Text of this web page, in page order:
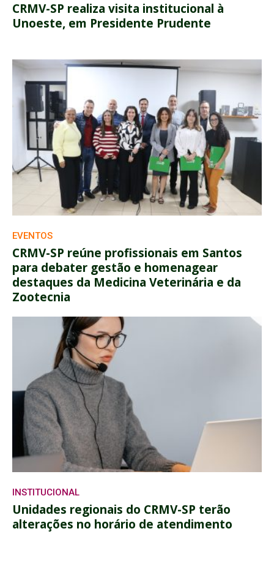
CRMV-SP realiza visita institucional à
Unoeste, em Presidente Prudente
EVENTOS
CRMV-SP reúne profissionais em Santos
para debater gestão e homenagear
destaques da Medicina Veterinária e da
Zootecnia
INSTITUCIONAL
Unidades regionais do CRMV-SP terão
alterações no horário de atendimento